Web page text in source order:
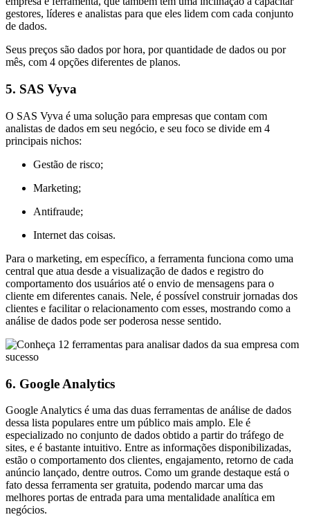
gestores, líderes e analistas para que eles lidem com cada conjunto
de dados.
Seus preços são dados por hora, por quantidade de dados ou por
mês, com 4 opções diferentes de planos.
5. SAS Vyva
O SAS Vyva é uma solução para empresas que contam com
analistas de dados em seu negócio, e seu foco se divide em 4
principais nichos:
Gestão de risco;
Marketing;
Antifraude;
Internet das coisas.
Para o marketing, em específico, a ferramenta funciona como uma
central que atua desde a visualização de dados e registro do
comportamento dos usuários até o envio de mensagens para o
cliente em diferentes canais. Nele, é possível construir jornadas dos
clientes e facilitar o relacionamento com esses, mostrando como a
análise de dados pode ser poderosa nesse sentido.
6. Google Analytics
Google Analytics é uma das duas ferramentas de análise de dados
dessa lista populares entre um público mais amplo. Ele é
especializado no conjunto de dados obtido a partir do tráfego de
sites, e é bastante intuitivo. Entre as informações disponibilizadas,
estão o comportamento dos clientes, engajamento, retorno de cada
anúncio lançado, dentre outros. Como um grande destaque está o
fato dessa ferramenta ser gratuita, podendo marcar uma das
melhores portas de entrada para uma mentalidade analítica em
negócios.